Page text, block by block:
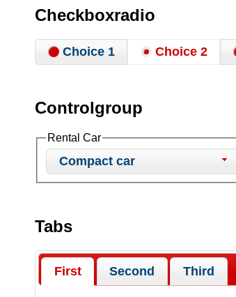
Checkboxradio
Choice 1 Choice 2
Controlgroup
Rental Car
Compact car
Tabs
First Second Third